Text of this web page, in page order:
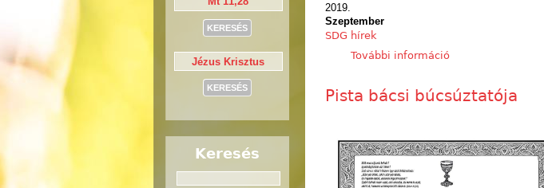
2019.
Szeptember
SDG hírek
További információÉves program
Pista bácsi búcsúztatója
Keresés